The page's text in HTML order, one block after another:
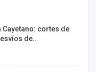
Cayetano: cortes de
de…